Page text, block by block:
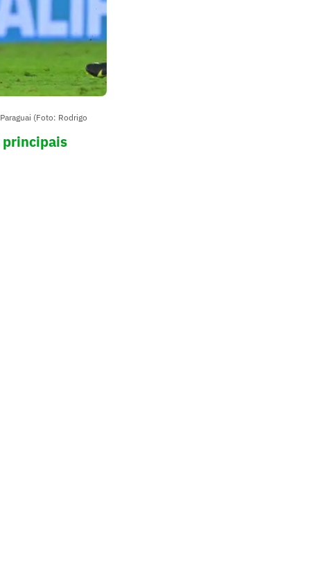
(Foto: Rodrigo
principais